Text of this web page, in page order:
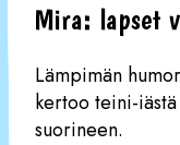
Mira: lapset
Lämpimän
kertoo teini-
suorineen.